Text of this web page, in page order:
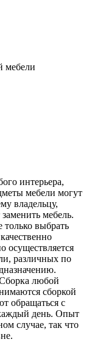
мебели
интерьера,
мебели могут
владельцу,
мебель.
выбрать
осуществляется
различных по
любой
сборкой
обращаться с
день. Опыт
случае, так что